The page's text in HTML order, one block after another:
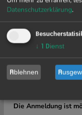
Drag und Kunst
zu Schreiben,
Der KunstParkour
am 17.05.26, bei dem
Showings gezeigt
Dabei wollen wir
sich junge Menschen
Die Anmeldung ist
Datenschutzerklärung.
↓ 1 Dienst
Ablehnen